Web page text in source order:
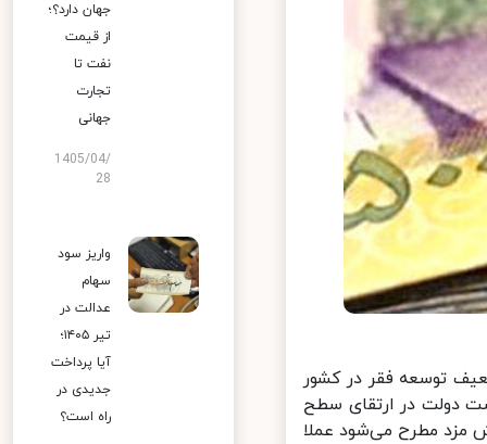
توسعه فقر در کشور
دولت در ارتقای سطح
مزد مطرح می‌شود عملا
جهان دارد؟؛
از قیمت
نفت تا
تجارت
جهانی
1405/04/
28
واریز سود
سهام
عدالت در
تیر ۱۴۰۵؛
آیا پرداخت
جدیدی در
راه است؟